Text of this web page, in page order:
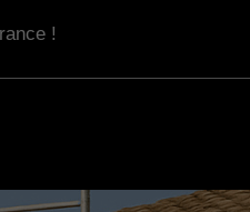
!